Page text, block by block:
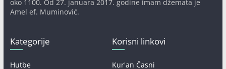
oko 1100. Od 27. januara 2017. godine imam džemata je
Amel ef. Muminović.
Kategorije
Hutbe
Korisni linkovi
Kur'an Časni